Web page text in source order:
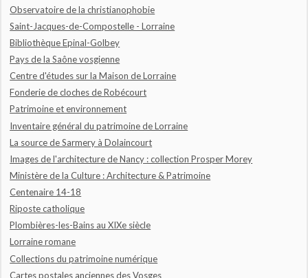
Observatoire de la christianophobie
Saint-Jacques-de-Compostelle - Lorraine
Bibliothèque Epinal-Golbey
Pays de la Saône vosgienne
Centre d'études sur la Maison de Lorraine
Fonderie de cloches de Robécourt
Patrimoine et environnement
Inventaire général du patrimoine de Lorraine
La source de Sarmery à Dolaincourt
Images de l'architecture de Nancy : collection Prosper Morey
Ministère de la Culture : Architecture & Patrimoine
Centenaire 14-18
Riposte catholique
Plombières-les-Bains au XIXe siècle
Lorraine romane
Collections du patrimoine numérique
Cartes postales anciennes des Vosges